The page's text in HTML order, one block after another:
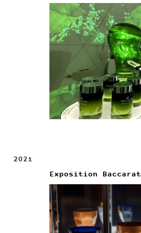
2021
Exposition Baccarat